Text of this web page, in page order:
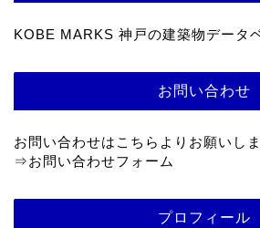
KOBE MARKS 神戸の建築物データ
お問い合わせ
お問い合わせはこちらよりお願いしま
⇒お問い合わせフォーム
プロフィール